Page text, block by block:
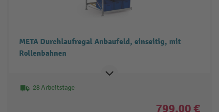
META Durchlaufregal Anbaufeld, einseitig, mit
Rollenbahnen
28 Arbeitstage
799,00 €